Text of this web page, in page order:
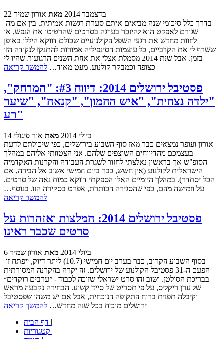
22 בדצמבר 2014 מאת אורון שמיר
שגורם לאפקט הוא להיזכר בערגה בסרטים שהרטיטו את הנפש, או
לחוות מחדש את רגעי השפל הקולנועיים שכולם דווקא היללו באופן
ששרף לי את הקרביים, כל עוצמות הסינפיליה אמורות להתנקז לנקודה הזו
בזמן. אבל שנת 2014 מסמלת אצלי את אחת השנים הרגועות שהיו לי
כצופה וכמבקר קולנוע. מעט מאוד… להמשך קריאה
פסטיבל ירושלים 2014: דיווח #3: "המרחק",
"ילדה נצחית", "איש ההמון", "קנאה", "שיער
רע"
14 ביולי 2014 מאת אור סיגולי
אורון ועופר נמצאים כבר מאז סוף השבוע בירושלים, כפי שיכולתם לדעת
בעצמכם מהדיווחים השוצפים שלהם. אני הצטוותי אליהם במהלך
הסופ"ש אך בראשון נאלצתי לחזור לשגרת העבודה והקרנות האקדמיה
הישראלית לקולנוע (אין חשש, כבר ביום חמישי אשוב אל הבירה, אם
הכל יסתדר). במהלך היומיים האלו הספקתי דווקא כמות נאה של סרטים.
על חמישה מהם, כפי שהסגירה הכותרת, אפרט בסקירה הזו. בנוסף…
להמשך קריאה
פסטיבל ירושלים 2014: המלצות ואזהרות על
סרטים שכבר ראינו
6 ביולי 2014 מאת אורון שמיר
הפעם ה-31 פסטיבל הקולנוע של ירושלים. זה יקרה בהקרנה המסורתית
בבריכת הסולטן, ושוב זהו סרט ישראלי שזוכה לכבוד - ״ערבים רוקדים״
של ערן ריקליס, על פי תסריט של סייד קשוע. הבחירה נקבעה מראש
וקיבלה תפנית ברוח התקופה הנוכחית, אבל אם יש משהו שפסטיבל
ירושלים מוכיח בכל שנה מחדש… להמשך קריאה
|
|